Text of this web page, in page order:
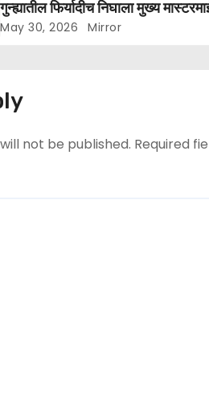
गुन्ह्यातील फिर्यादीच निघाला मुख्य
May 30, 2026 Mirror
not be published. Required